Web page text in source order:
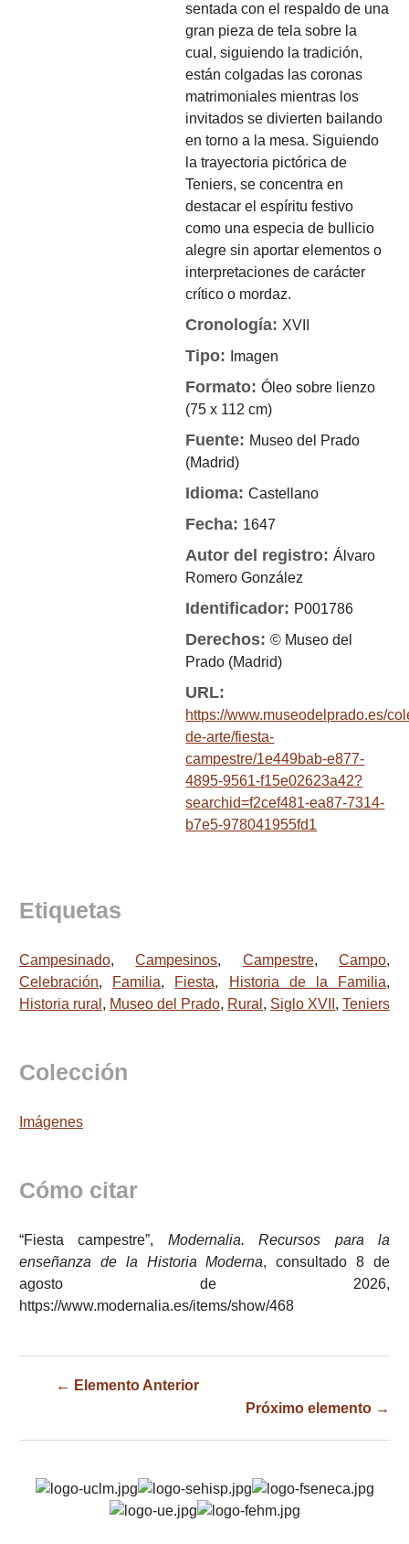
sentada con el respaldo de una
gran pieza de tela sobre la
cual, siguiendo la tradición,
están colgadas las coronas
matrimoniales mientras los
invitados se divierten bailando
en torno a la mesa. Siguiendo
la trayectoria pictórica de
Teniers, se concentra en
destacar el espíritu festivo
como una especia de bullicio
alegre sin aportar elementos o
interpretaciones de carácter
crítico o mordaz.
Cronología:XVII
Tipo: Imagen
Formato:Óleo sobre lienzo
(75 x 112 cm)
Fuente: Museo del Prado
(Madrid)
Idioma:Castellano
Fecha: 1647
Autor del registro:Álvaro
Romero González
Identificador: P001786
Derechos:© Museo del
Prado (Madrid)
URL:
https://www.museodelprado.es/
de-arte/fiesta-
campestre/1e449bab-e877-
4895-9561-f15e02623a42?
searchid=f2cef481-ea87-7314-
b7e5-978041955fd1
Etiquetas
Campesinado,Campesinos, Campestre,Campo,
Celebración, Familia, Fiesta, Historia de la Familia,
Historia rural , Museo del Prado, Rural , Siglo XVII , Teniers
Colección
Imágenes
Cómo citar
“Fiesta campestre”, Modernalia. Recursos para la
enseñanza de la Historia Moderna, consultado 8 de
agosto de 2026,
https://www.modernalia.es/items/show/468
← Elemento Anterior
Próximo elemento →